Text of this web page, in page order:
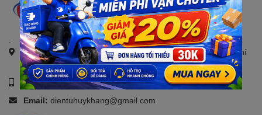
Địa chỉ:21, Đường số 4, KDC Savico, Tam Bình, TP. Hồ Chí
Minh
Số điện thoại:0907088123
Email: dientuhuykhang@gmail.com